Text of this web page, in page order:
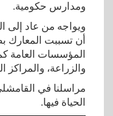
ومدارس حكومية.
ويواجه من عاد إلى
أن تسببت المعارك
المؤسسات العامة
والزراعة، والمراكز
مراسلنا في
الحياة فيها.